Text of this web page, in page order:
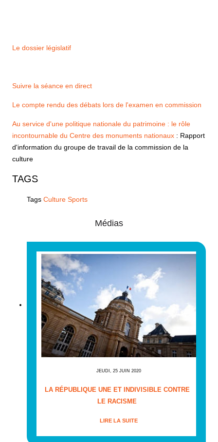
Le dossier législatif
Suivre la séance en direct
Le compte rendu des débats lors de l'examen en commission
Au service d'une politique nationale du patrimoine : le rôle
incontournable du Centre des monuments nationaux : Rapport
d'information du groupe de travail de la commission de la
culture
TAGS
Tags Culture Sports
Médias
JEUDI, 25 JUIN 2020
LA RÉPUBLIQUE UNE ET INDIVISIBLE CONTRE
LE RACISME
LIRE LA SUITE